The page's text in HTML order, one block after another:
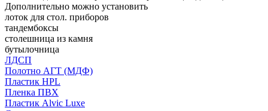
Дополнительно можно установить
лоток для стол. приборов
тандембоксы
столешница из камня
бутылочница
ЛДСП
Полотно АГТ (МДФ)
Пластик HPL
Пленка ПВХ
Пластик Alvic Luxe